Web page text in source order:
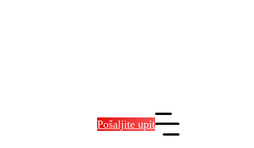
Pošaljite upit